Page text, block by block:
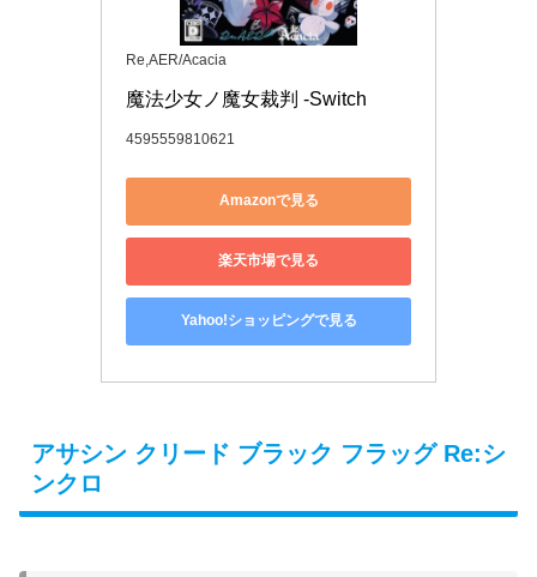
Re,AER/Acacia
魔法少女ノ魔女裁判 -Switch
4595559810621
Amazonで見る
楽天市場で見る
Yahoo!ショッピングで見る
アサシン クリード ブラック フラッグ Re:シ
ンクロ